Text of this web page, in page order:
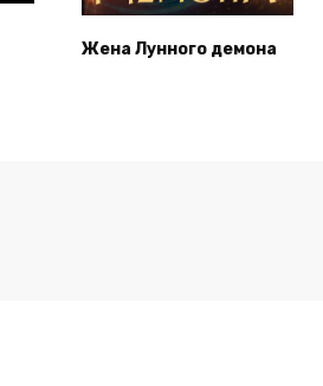
Жена Лунного демона